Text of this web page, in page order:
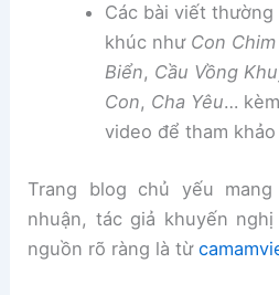
Các bài viết thường
khúc như Con
Biển, Cầu Vồng
Con, Cha Yêu…
video để tham khảo
Trang blog chủ yếu
nhuận, tác giả khuyến
nguồn rõ ràng là từ